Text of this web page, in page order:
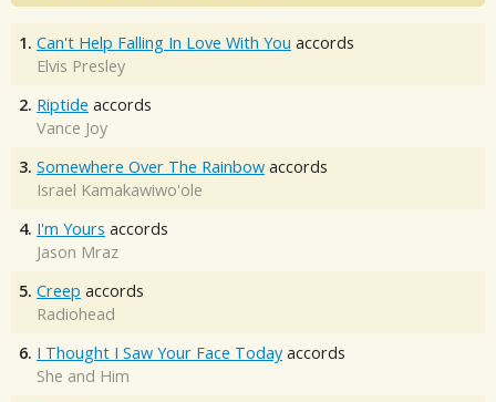
1. Can't Help Falling In Love With You accords
Elvis Presley
2. Riptide accords
Vance Joy
3. Somewhere Over The Rainbow accords
Israel Kamakawiwo'ole
4. I'm Yours accords
Jason Mraz
5. Creep accords
Radiohead
6. I Thought I Saw Your Face Today accords
She and Him